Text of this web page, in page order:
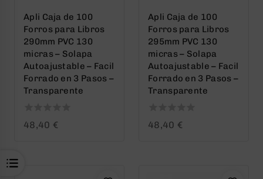
Apli Caja de 100
Forros para Libros
290mm PVC 130
micras – Solapa
Autoajustable – Facil
Forrado en 3 Pasos –
Transparente
0
48,40 €
Apli Caja de 100
Forros para Libros
295mm PVC 130
micras – Solapa
Autoajustable – Facil
Forrado en 3 Pasos –
Transparente
0
48,40 €